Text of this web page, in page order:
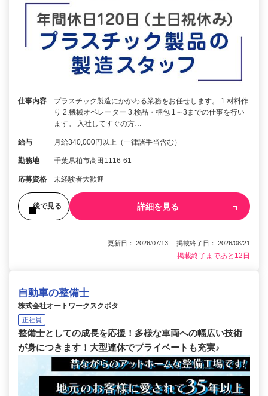
仕事内容
プラスチック製造にかかわる業務をお任せします。 1.材料作
り 2.機械オペレーター 3.検品・梱包 1～3までの仕事を行い
ます。 入社してすぐの方…
給与 月給340,000円以上（一律諸手当含む）
勤務地 千葉県柏市高田1116-61
応募資格 未経験者大歓迎
後で見る 詳細を見る
更新日： 2026/07/13 掲載終了日： 2026/08/21
掲載終了まであと12日
自動車の整備士
株式会社オートワークスクボタ
正社員
整備士としての成長を応援！多様な車両への幅広い技術
が身につきます！大型連休でプライベートも充実♪